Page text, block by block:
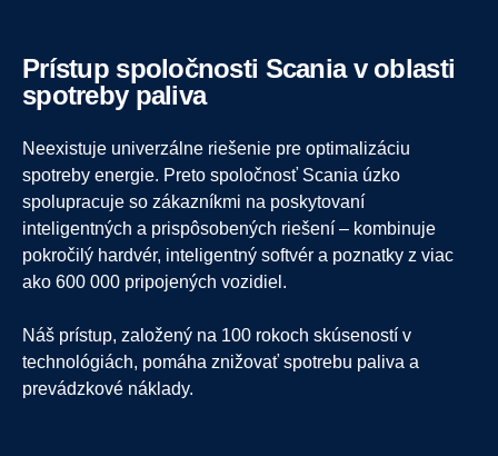
Prístup spoločnosti Scania v oblasti
spotreby paliva
Neexistuje univerzálne riešenie pre optimalizáciu
spotreby energie. Preto spoločnosť Scania úzko
spolupracuje so zákazníkmi na poskytovaní
inteligentných a prispôsobených riešení – kombinuje
pokročilý hardvér, inteligentný softvér a poznatky z viac
ako 600 000 pripojených vozidiel.
Náš prístup, založený na 100 rokoch skúseností v
technológiách, pomáha znižovať spotrebu paliva a
prevádzkové náklady.